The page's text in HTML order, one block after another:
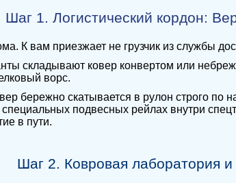
Шаг 1. Логистический кордон:
К вам приезжает не грузчик из службы
складывают ковер конвертом или
ворс.
бережно скатывается в рулон строго
подвесных рейлах внутри
в пути.
Шаг 2. Ковровая лаборатория